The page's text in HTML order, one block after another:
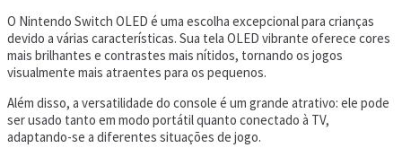
O Nintendo Switch OLED é uma escolha excepcional para crianças
devido a várias características. Sua tela OLED vibrante oferece cores
mais brilhantes e contrastes mais nítidos, tornando os jogos
visualmente mais atraentes para os pequenos.
Além disso, a versatilidade do console é um grande atrativo: ele pode
ser usado tanto em modo portátil quanto conectado à TV,
adaptando-se a diferentes situações de jogo.